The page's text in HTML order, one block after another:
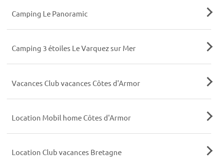
Camping Le Panoramic
Camping 3 étoiles Le Varquez sur Mer
Vacances Club vacances Côtes d'Armor
Location Mobil home Côtes d'Armor
Location Club vacances Bretagne